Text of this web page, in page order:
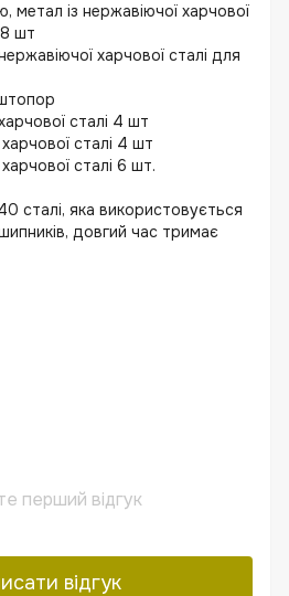
метал із нержавіючої харчової
шт
харчової сталі для
сталі 4 шт
сталі 4 шт
сталі 6 шт.
сталі, яка використовується
довгий час тримає
перший відгук
відгук